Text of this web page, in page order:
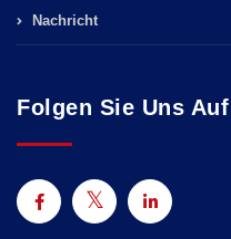
Nachricht
Folgen Sie Uns Auf